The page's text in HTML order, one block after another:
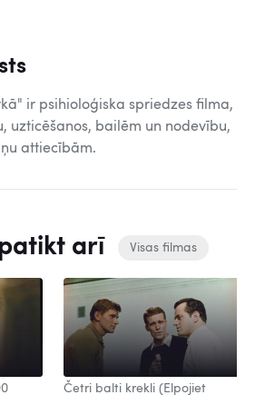
ir psihioloģiska spriedzes filma,
uzticēšanos, bailēm un nodevību,
attiecībām.
arī Visas filmas
Četri balti krekli (Elpojiet